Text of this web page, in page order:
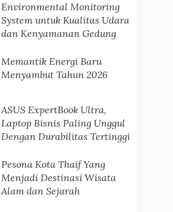
Environmental Monitoring
System untuk Kualitas Udara
dan Kenyamanan Gedung
Memantik Energi Baru
Menyambut Tahun 2026
ASUS ExpertBook Ultra,
Laptop Bisnis Paling Unggul
Dengan Durabilitas Tertinggi
Pesona Kota Thaif Yang
Menjadi Destinasi Wisata
Alam dan Sejarah